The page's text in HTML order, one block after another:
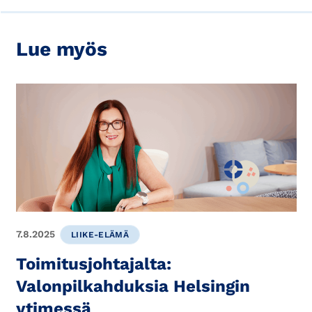
Lue myös
7.8.2025 LIIKE-ELÄMÄ
Toimitusjohtajalta:
Valonpilkahduksia Helsingin